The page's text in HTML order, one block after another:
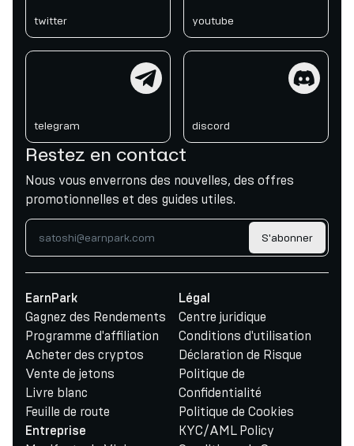
twitter youtube
telegram discord
Restez en contact
Nous vous enverrons des nouvelles, des offres
promotionnelles et des guides utiles.
S'abonner
EarnPark
Gagnez des Rendements
Programme d'affiliation
Acheter des cryptos
Vente de jetons
Livre blanc
Feuille de route
Entreprise
Légal
Centre juridique
Conditions d'utilisation
Déclaration de Risque
Politique de
Confidentialité
Politique de Cookies
KYC/AML Policy